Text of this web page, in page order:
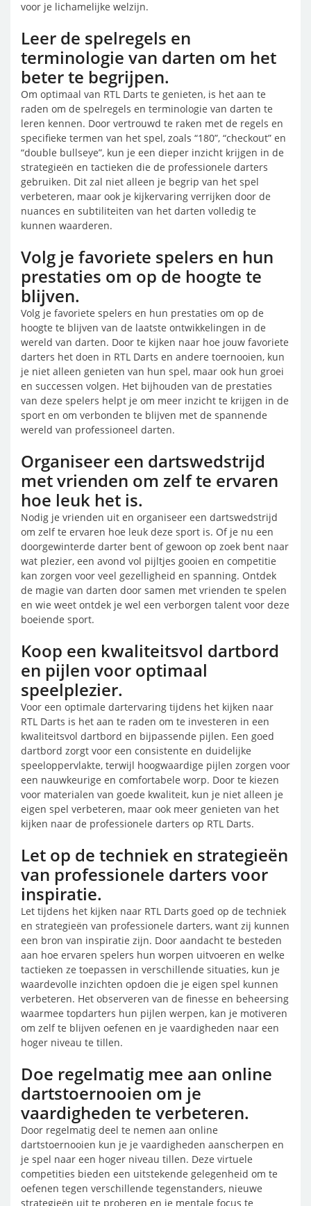
voor je lichamelijke welzijn.
Leer de spelregels en
terminologie van darten om het
beter te begrijpen.
Om optimaal van RTL Darts te genieten, is het aan te
raden om de spelregels en terminologie van darten te
leren kennen. Door vertrouwd te raken met de regels en
specifieke termen van het spel, zoals “180”, “checkout” en
“double bullseye”, kun je een dieper inzicht krijgen in de
strategieën en tactieken die de professionele darters
gebruiken. Dit zal niet alleen je begrip van het spel
verbeteren, maar ook je kijkervaring verrijken door de
nuances en subtiliteiten van het darten volledig te
kunnen waarderen.
Volg je favoriete spelers en hun
prestaties om op de hoogte te
blijven.
Volg je favoriete spelers en hun prestaties om op de
hoogte te blijven van de laatste ontwikkelingen in de
wereld van darten. Door te kijken naar hoe jouw favoriete
darters het doen in RTL Darts en andere toernooien, kun
je niet alleen genieten van hun spel, maar ook hun groei
en successen volgen. Het bijhouden van de prestaties
van deze spelers helpt je om meer inzicht te krijgen in de
sport en om verbonden te blijven met de spannende
wereld van professioneel darten.
Organiseer een dartswedstrijd
met vrienden om zelf te ervaren
hoe leuk het is.
Nodig je vrienden uit en organiseer een dartswedstrijd
om zelf te ervaren hoe leuk deze sport is. Of je nu een
doorgewinterde darter bent of gewoon op zoek bent naar
wat plezier, een avond vol pijltjes gooien en competitie
kan zorgen voor veel gezelligheid en spanning. Ontdek
de magie van darten door samen met vrienden te spelen
en wie weet ontdek je wel een verborgen talent voor deze
boeiende sport.
Koop een kwaliteitsvol dartbord
en pijlen voor optimaal
speelplezier.
Voor een optimale dartervaring tijdens het kijken naar
RTL Darts is het aan te raden om te investeren in een
kwaliteitsvol dartbord en bijpassende pijlen. Een goed
dartbord zorgt voor een consistente en duidelijke
speeloppervlakte, terwijl hoogwaardige pijlen zorgen voor
een nauwkeurige en comfortabele worp. Door te kiezen
voor materialen van goede kwaliteit, kun je niet alleen je
eigen spel verbeteren, maar ook meer genieten van het
kijken naar de professionele darters op RTL Darts.
Let op de techniek en strategieën
van professionele darters voor
inspiratie.
Let tijdens het kijken naar RTL Darts goed op de techniek
en strategieën van professionele darters, want zij kunnen
een bron van inspiratie zijn. Door aandacht te besteden
aan hoe ervaren spelers hun worpen uitvoeren en welke
tactieken ze toepassen in verschillende situaties, kun je
waardevolle inzichten opdoen die je eigen spel kunnen
verbeteren. Het observeren van de finesse en beheersing
waarmee topdarters hun pijlen werpen, kan je motiveren
om zelf te blijven oefenen en je vaardigheden naar een
hoger niveau te tillen.
Doe regelmatig mee aan online
dartstoernooien om je
vaardigheden te verbeteren.
Door regelmatig deel te nemen aan online
dartstoernooien kun je je vaardigheden aanscherpen en
je spel naar een hoger niveau tillen. Deze virtuele
competities bieden een uitstekende gelegenheid om te
oefenen tegen verschillende tegenstanders, nieuwe
strategieën uit te proberen en je mentale focus te